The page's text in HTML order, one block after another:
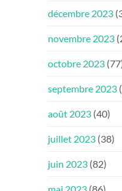
décembre 2023
novembre 2023
octobre 2023
septembre 2023
août 2023 (40)
juillet 2023 (38)
juin 2023 (82)
mai 2023 (86)